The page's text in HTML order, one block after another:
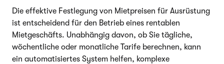
Die effektive Festlegung von Mietpreisen für Ausrüstung
ist entscheidend für den Betrieb eines rentablen
Mietgeschäfts. Unabhängig davon, ob Sie tägliche,
wöchentliche oder monatliche Tarife berechnen, kann
ein automatisiertes System helfen, komplexe